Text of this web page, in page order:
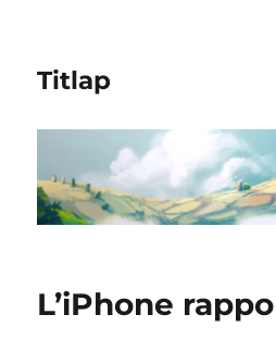
Titlap
L’iPhone